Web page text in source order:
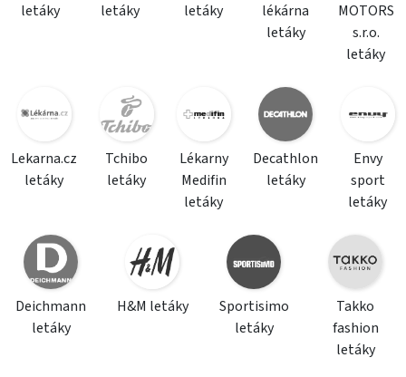
letáky
letáky
letáky
lékárna
letáky
MOTORS
s.r.o.
letáky
Lekarna.cz
letáky
Tchibo
letáky
Lékarny
Medifin
letáky
Decathlon
letáky
Envy
sport
letáky
Deichmann
letáky
H&M letáky
Sportisimo
letáky
Takko
fashion
letáky